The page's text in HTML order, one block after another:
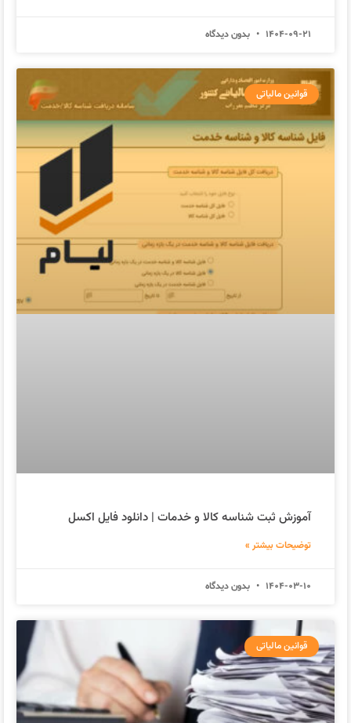
1404-09-21 بدون دیدگاه
قوانین مالیاتی
آموزش ثبت شناسه کالا و خدمات | دانلود فایل اکسل
توضیحات بیشتر »
1404-03-10 بدون دیدگاه
قوانین مالیاتی